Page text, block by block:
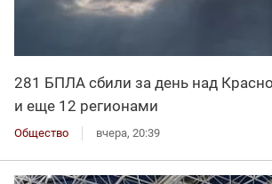
281 БПЛА сбили за день над
и еще 12 регионами
Общество вчера, 20:39